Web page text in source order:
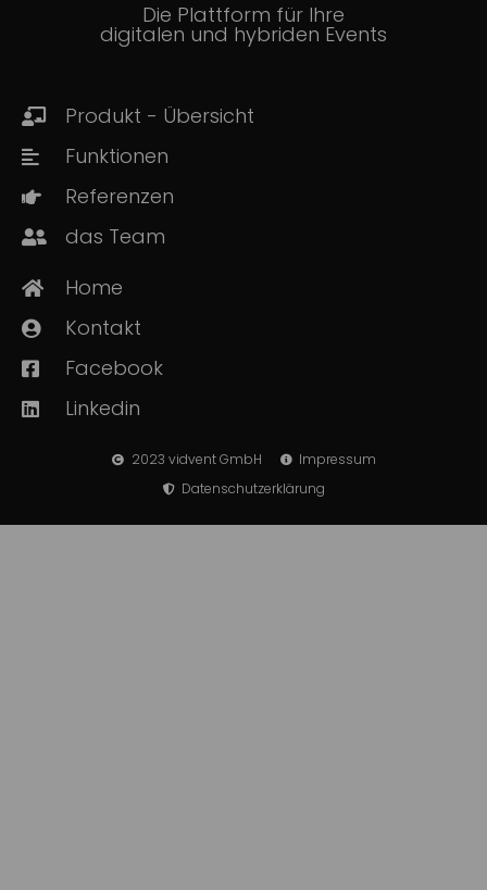
Die Plattform für Ihre
digitalen und hybriden Events
Produkt - Übersicht
Funktionen
Referenzen
das Team
Home
Kontakt
Facebook
Linkedin
2023 vidvent GmbH
Impressum
Datenschutzerklärung